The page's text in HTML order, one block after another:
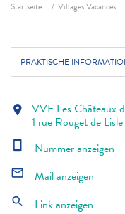
Startseite Villages Vacances
PRAKTISCHE
location_on VVF Les Châteaux
1 rue Rouget de
smartphone Nummer anzeigen
mail_outline Mail anzeigen
search
Link anzeigen